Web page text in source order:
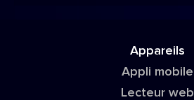
Appareils
Appli mobile
Lecteur web